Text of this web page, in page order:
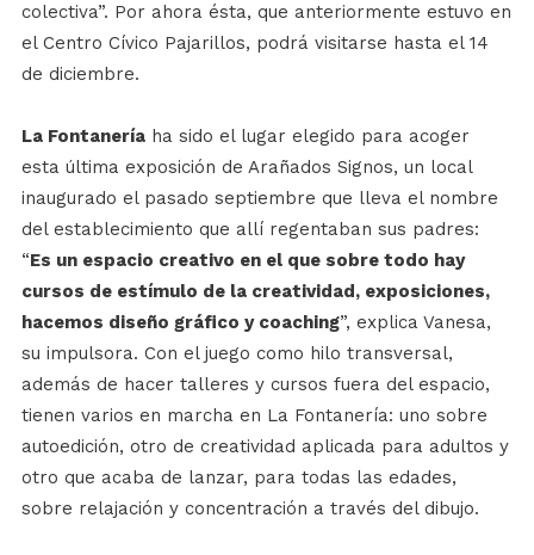
colectiva”. Por ahora ésta, que anteriormente estuvo en
el Centro Cívico Pajarillos, podrá visitarse hasta el 14
de diciembre.
La Fontaneríaha sido el lugar elegido para acoger
esta última exposición de Arañados Signos, un local
inaugurado el pasado septiembre que lleva el nombre
del establecimiento que allí regentaban sus padres:
“Es un espacio creativo en el que sobre todo hay
cursos de estímulo de la creatividad, exposiciones,
hacemos diseño gráfico y coaching”, explica Vanesa,
su impulsora. Con el juego como hilo transversal,
además de hacer talleres y cursos fuera del espacio,
tienen varios en marcha en La Fontanería: uno sobre
autoedición, otro de creatividad aplicada para adultos y
otro que acaba de lanzar, para todas las edades,
sobre relajación y concentración a través del dibujo.